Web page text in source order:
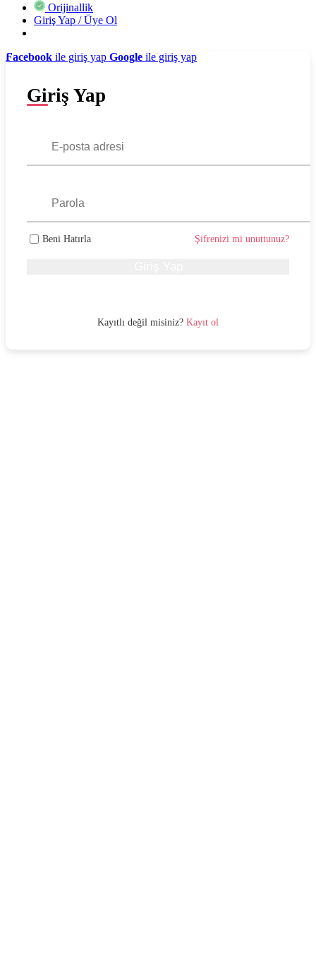
Orijinallik
Giriş Yap / Üye Ol
Facebook ile giriş yap Google ile giriş yap
Giriş Yap
Beni Hatırla Şifrenizi mi unuttunuz?
Kayıtlı değil misiniz? Kayıt ol